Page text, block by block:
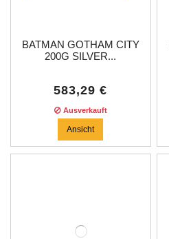
BATMAN GOTHAM CITY
200G SILVER...
583,29 €
Ausverkauft
Ansicht